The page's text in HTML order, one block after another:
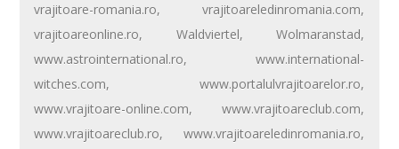
vrajitoare-romania.ro,vrajitoareledinromania.com,
vrajitoareonline.ro, Waldviertel,Wolmaranstad,
www.astrointernational.ro,www.international-
witches.com,www.portalulvrajitoarelor.ro,
www.vrajitoare-online.com,www.vrajitoareclub.com,
www.vrajitoareclub.ro,www.vrajitoareledinromania.ro,